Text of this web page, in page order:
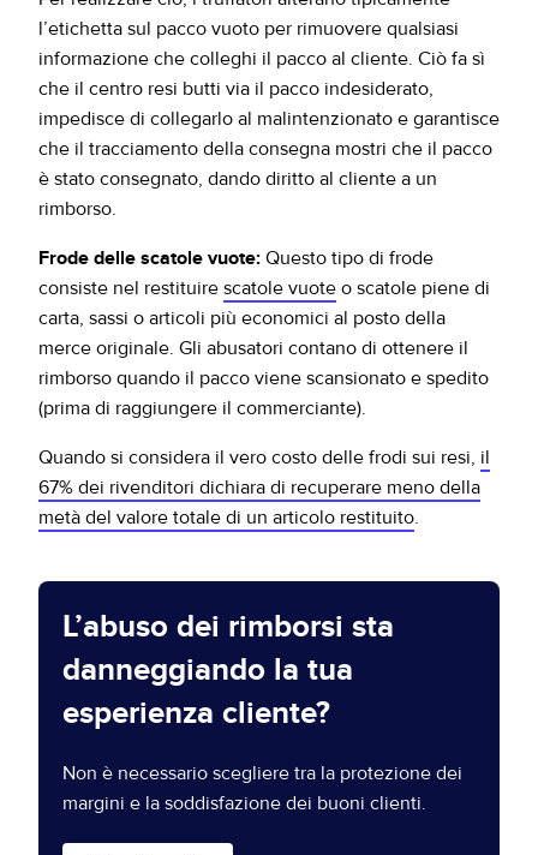
l’etichetta sul pacco vuoto per rimuovere qualsiasi
informazione che colleghi il pacco al cliente. Ciò fa sì
che il centro resi butti via il pacco indesiderato,
impedisce di collegarlo al malintenzionato e garantisce
che il tracciamento della consegna mostri che il pacco
è stato consegnato, dando diritto al cliente a un
rimborso.
Frode delle scatole vuote: Questo tipo di frode
consiste nel restituire scatole vuote o scatole piene di
carta, sassi o articoli più economici al posto della
merce originale. Gli abusatori contano di ottenere il
rimborso quando il pacco viene scansionato e spedito
(prima di raggiungere il commerciante).
Quando si considera il vero costo delle frodi sui resi, il
67% dei rivenditori dichiara di recuperare meno della
metà del valore totale di un articolo restituito.
L’abuso dei rimborsi sta
danneggiando la tua
esperienza cliente?
Non è necessario scegliere tra la protezione dei
margini e la soddisfazione dei buoni clienti.